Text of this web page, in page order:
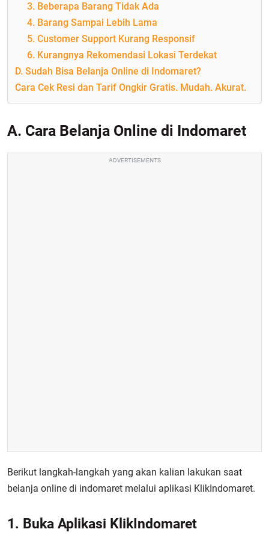
3. Beberapa Barang Tidak Ada
4. Barang Sampai Lebih Lama
5. Customer Support Kurang Responsif
6. Kurangnya Rekomendasi Lokasi Terdekat
D. Sudah Bisa Belanja Online di Indomaret?
Cara Cek Resi dan Tarif Ongkir Gratis. Mudah. Akurat.
A. Cara Belanja Online di Indomaret
ADVERTISEMENTS
Berikut langkah-langkah yang akan kalian lakukan saat
belanja online di indomaret melalui aplikasi KlikIndomaret.
1. Buka Aplikasi KlikIndomaret